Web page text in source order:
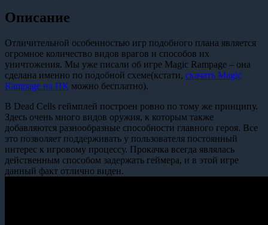
Описание
Отличительной особенностью игр подобного плана является
огромное количество видов врагов и способов их
уничтожения. Мы уже писали об игре Magic Rampage – она
сделана именно по подобной схеме(кстати, скачать Magic
Rampage на ПК можно бесплатно).
В Dead Cells геймплей построен ровно по тому же принципу.
Здесь очень много видов оружия, к которым также
добавляются разнообразные способности главного героя. Все
это позволяет поддерживать у пользователя постоянный
интерес к игровому процессу. Прокачка всегда являлась
действенным способом задержать геймера, и в этой игре
данный факт отлично виден.